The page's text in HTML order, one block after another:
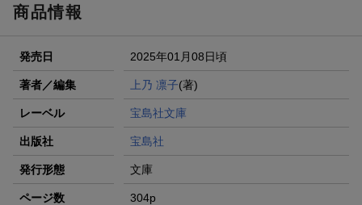
商品情報
発売日 2025年01月08日頃
著者／編集 上乃 凛子(著)
レーベル 宝島社文庫
出版社 宝島社
発行形態 文庫
ページ数 304p